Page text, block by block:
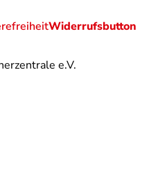
e.V.
Widerrufsbutton